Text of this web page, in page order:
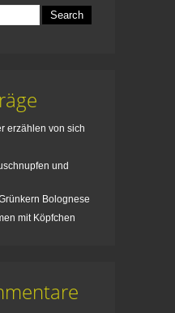
erzählen von sich
und
Bolognese
mit Köpfchen